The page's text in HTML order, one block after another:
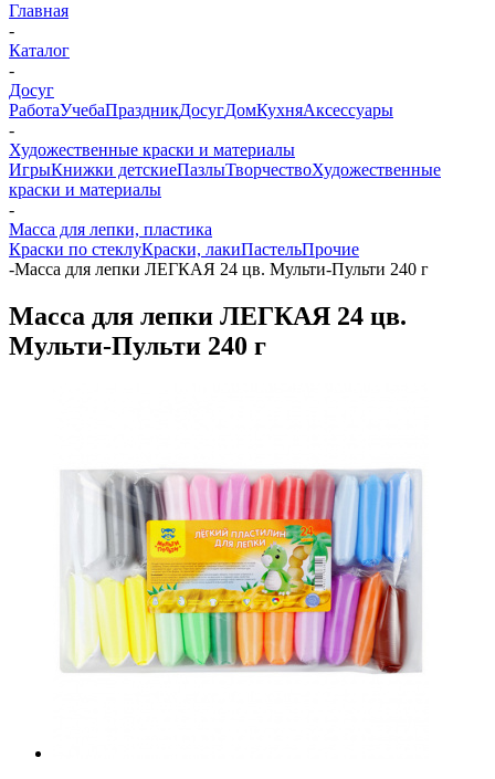
Главная
-
Каталог
-
Досуг
РаботаУчебаПраздникДосугДомКухняАксессуары
-
Художественные краски и материалы
ИгрыКнижки детскиеПазлыТворчествоХудожественные
краски и материалы
-
Масса для лепки, пластика
Краски по стеклуКраски, лакиПастельПрочие
-Масса для лепки ЛЕГКАЯ 24 цв. Мульти-Пульти 240 г
Масса для лепки ЛЕГКАЯ 24 цв.
Мульти-Пульти 240 г